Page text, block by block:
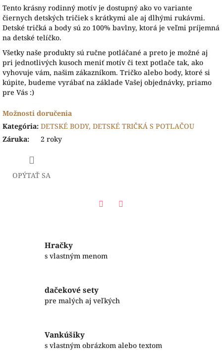
Tento krásny rodinný motív je dostupný ako vo variante
čiernych detských tričiek s krátkymi ale aj dlhými rukávmi.
Detské tričká a body sú zo 100% bavlny, ktorá je veľmi príjemná
na detské telíčko.
Všetky naše produkty sú ručne potláčané a preto je možné aj
pri jednotlivých kusoch meniť motív či text potlače tak, ako
vyhovuje vám, našim zákazníkom. Tričko alebo body, ktoré si
kúpite, budeme vyrábať na základe Vašej objednávky, priamo
pre Vás :)
Možnosti doručenia
Kategória: DETSKÉ BODY, DETSKÉ TRIČKÁ S POTLAČOU
Záruka: 2 roky
OPÝTAŤ SA
Hračky
s vlastným menom
dačekové sety
pre malých aj veľkých
Vankúšiky
s vlastným obrázkom alebo textom